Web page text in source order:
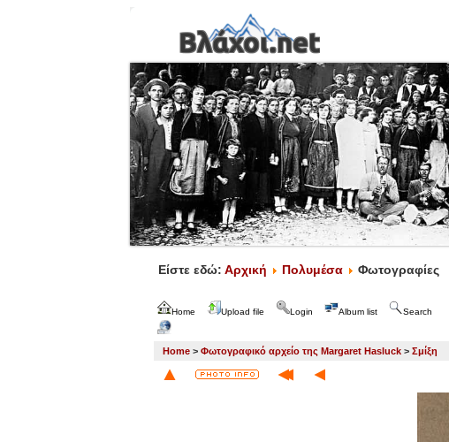
Είστε εδώ: Αρχική Πολυμέσα Φωτογραφίες
Home Upload file Login Album list Search
Home > Φωτογραφικό αρχείο της Margaret Hasluck > Σμίξη